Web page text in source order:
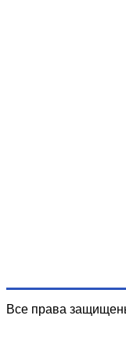
Все права